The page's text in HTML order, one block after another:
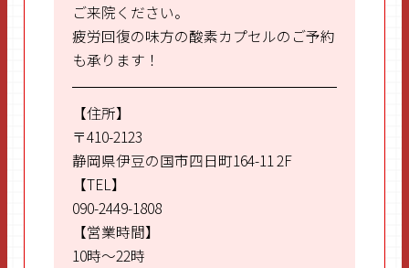
ご来院ください。
疲労回復の味方の酸素カプセルのご予約
も承ります！
【住所】
〒410-2123
静岡県伊豆の国市四日町164-11 2F
【TEL】
090-2449-1808
【営業時間】
10時～22時